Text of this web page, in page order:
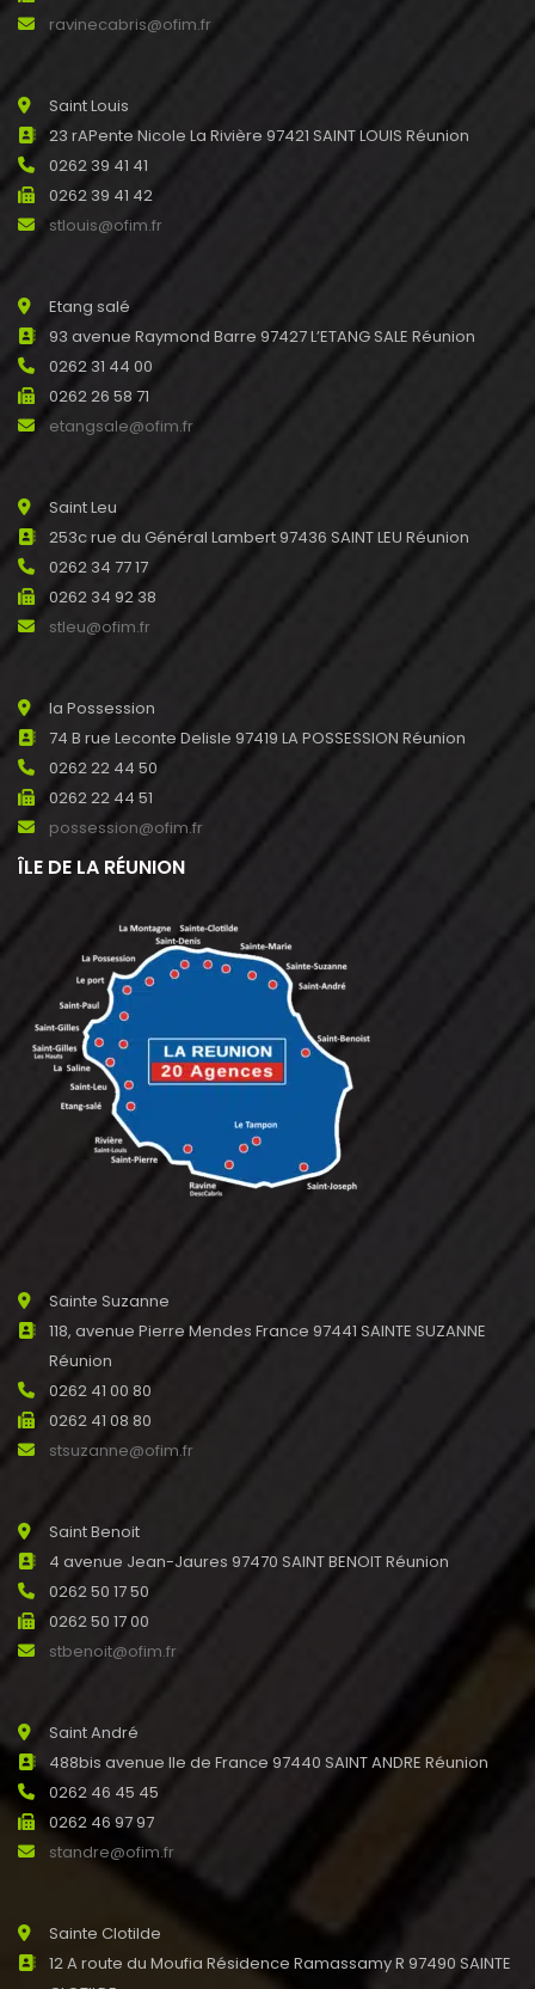
ravinecabris@ofim.fr
Saint Louis
23 rAPente Nicole La Rivière 97421 SAINT LOUIS Réunion
0262 39 41 41
0262 39 41 42
stlouis@ofim.fr
Etang salé
93 avenue Raymond Barre 97427 L’ETANG SALE Réunion
0262 31 44 00
0262 26 58 71
etangsale@ofim.fr
Saint Leu
253c rue du Général Lambert 97436 SAINT LEU Réunion
0262 34 77 17
0262 34 92 38
stleu@ofim.fr
la Possession
74 B rue Leconte Delisle 97419 LA POSSESSION Réunion
0262 22 44 50
0262 22 44 51
possession@ofim.fr
ÎLE DE LA RÉUNION
Sainte Suzanne
118, avenue Pierre Mendes France 97441 SAINTE SUZANNE
Réunion
0262 41 00 80
0262 41 08 80
stsuzanne@ofim.fr
Saint Benoit
4 avenue Jean-Jaures 97470 SAINT BENOIT Réunion
0262 50 17 50
0262 50 17 00
stbenoit@ofim.fr
Saint André
488bis avenue Ile de France 97440 SAINT ANDRE Réunion
0262 46 45 45
0262 46 97 97
standre@ofim.fr
Sainte Clotilde
12 A route du Moufia Résidence Ramassamy R 97490 SAINTE